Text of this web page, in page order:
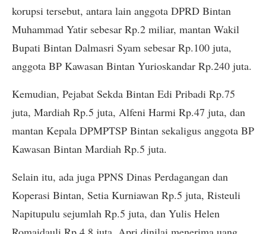
korupsi tersebut, antara lain anggota DPRD Bintan
Muhammad Yatir sebesar Rp.2 miliar, mantan Wakil
Bupati Bintan Dalmasri Syam sebesar Rp.100 juta,
anggota BP Kawasan Bintan Yurioskandar Rp.240 juta.
Kemudian, Pejabat Sekda Bintan Edi Pribadi Rp.75
juta, Mardiah Rp.5 juta, Alfeni Harmi Rp.47 juta, dan
mantan Kepala DPMPTSP Bintan sekaligus anggota BP
Kawasan Bintan Mardiah Rp.5 juta.
Selain itu, ada juga PPNS Dinas Perdagangan dan
Koperasi Bintan, Setia Kurniawan Rp.5 juta, Risteuli
Napitupulu sejumlah Rp.5 juta, dan Yulis Helen